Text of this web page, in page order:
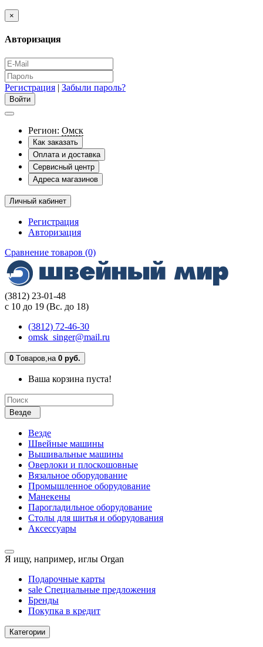
×
Авторизация
Регистрация | Забыли пароль?
Регион: Омск
Как заказать
Оплата и доставка
Сервисный центр
Адреса магазинов
Личный кабинет
Регистрация
Авторизация
Сравнение товаров (0)
(3812) 23-01-48
с 10 до 19 (Вс. до 18)
(3812) 72-46-30
omsk_singer@mail.ru
0 Tоваров,на 0 руб.
Ваша корзина пуста!
Везде
Везде
Швейные машины
Вышивальные машины
Оверлоки и плоскошовные
Вязальное оборудование
Промышленное оборудование
Манекены
Парогладильное оборудование
Столы для шитья и оборудования
Аксессуары
Я ищу, например, иглы Organ
Подарочные карты
sale Специальные предложения
Бренды
Покупка в кредит
Категории